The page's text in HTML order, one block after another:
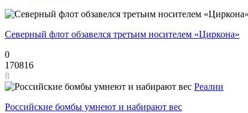
Северный флот обзавелся третьим носителем «Циркона»
0
170816
8
Реалии
Российские бомбы умнеют и набирают вес